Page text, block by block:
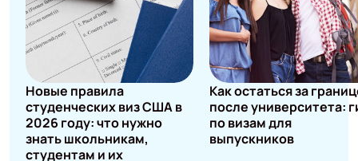
Новые правила
студенческих виз США в
2026 году: что нужно
знать школьникам,
студентам и их
Как остаться за
после университета:
по визам для
выпускников